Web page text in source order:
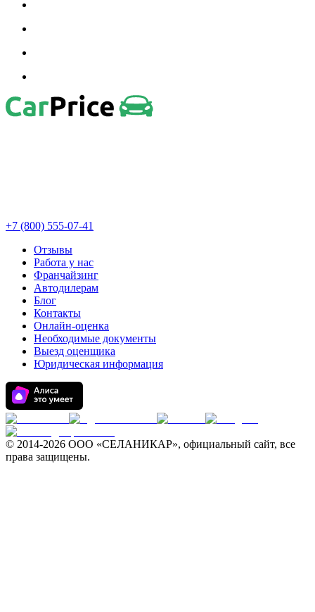
+7 (800) 555-07-41
Отзывы
Работа у нас
Франчайзинг
Автодилерам
Блог
Контакты
Онлайн-оценка
Необходимые документы
Выезд оценщика
Юридическая информация
© 2014-2026 ООО «СЕЛАНИКАР», официальный сайт, все
права защищены.